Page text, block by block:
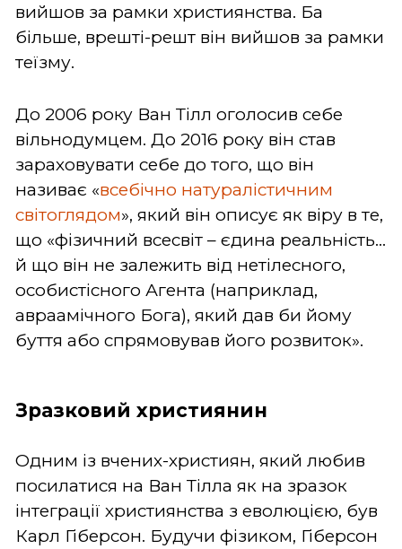
вийшов за рамки християнства. Ба
більше, врешті-решт він вийшов за рамки
теїзму.
До 2006 року Ван Тілл оголосив себе
вільнодумцем. До 2016 року він став
зараховувати себе до того, що він
називає «всебічно натуралістичним
світоглядом», який він описує як віру в те,
що «фізичний всесвіт – єдина реальність...
й що він не залежить від нетілесного,
особистісного Агента (наприклад,
авраамічного Бога), який дав би йому
буття або спрямовував його розвиток».
Зразковий християнин
Одним із вчених-християн, який любив
посилатися на Ван Тілла як на зразок
інтеграції християнства з еволюцією, був
Карл Гіберсон. Будучи фізиком, Гіберсон